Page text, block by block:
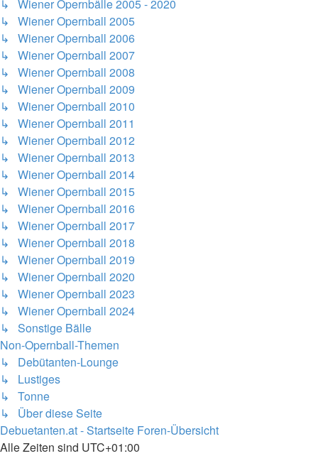
↳ Wiener Opernbälle 2005 - 2020
↳ Wiener Opernball 2005
↳ Wiener Opernball 2006
↳ Wiener Opernball 2007
↳ Wiener Opernball 2008
↳ Wiener Opernball 2009
↳ Wiener Opernball 2010
↳ Wiener Opernball 2011
↳ Wiener Opernball 2012
↳ Wiener Opernball 2013
↳ Wiener Opernball 2014
↳ Wiener Opernball 2015
↳ Wiener Opernball 2016
↳ Wiener Opernball 2017
↳ Wiener Opernball 2018
↳ Wiener Opernball 2019
↳ Wiener Opernball 2020
↳ Wiener Opernball 2023
↳ Wiener Opernball 2024
↳ Sonstige Bälle
Non-Opernball-Themen
↳ Debütanten-Lounge
↳ Lustiges
↳ Tonne
↳ Über diese Seite
Debuetanten.at - Startseite Foren-Übersicht
Alle Zeiten sind UTC+01:00